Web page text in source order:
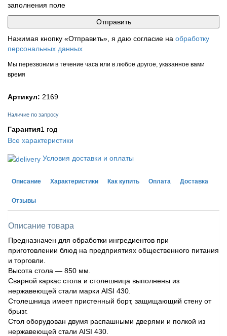
заполнения поле
Нажимая кнопку «Отправить», я даю согласие на обработку
персональных данных
Мы перезвоним в течение часа или в любое другое, указанное вами
время
Артикул: 2169
Наличие по запросу
Гарантия1 год
Все характеристики
Условия доставки и оплаты
Описание Характеристики Как купить Оплата Доставка
Отзывы
Описание товара
Предназначен для обработки ингредиентов при
приготовлении блюд на предприятиях общественного питания
и торговли.
Высота стола — 850 мм.
Сварной каркас стола и столешница выполнены из
нержавеющей стали марки AISI 430.
Столешница имеет пристенный борт, защищающий стену от
брызг.
Стол оборудован двумя распашными дверями и полкой из
нержавеющей стали AISI 430.